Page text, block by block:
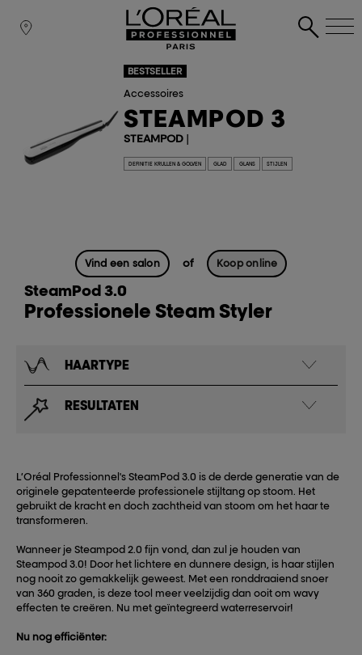
BESTSELLER
Accessoires
STEAMPOD 3
STEAMPOD|
DEFINITIE KRULLEN & GOLVEN GLAD GLANS STIJLEN
Vind een salon of Koop online
SteamPod 3.0
Professionele Steam Styler
HAARTYPE
RESULTATEN
L’Oréal Professionnel's SteamPod 3.0 is de derde generatie van de
originele gepatenteerde professionele stijltang op stoom. Het
gebruikt de kracht en doch zachtheid van stoom om het haar te
transformeren.
Wanneer je Steampod 2.0 fijn vond, dan zul je houden van
Steampod 3.0! Door het lichtere en dunnere design, is haar stijlen
nog nooit zo gemakkelijk geweest. Met een ronddraaiend snoer
van 360 graden, is deze tool meer veelzijdig dan ooit om wavy
effecten te creëren. Nu met geïntegreerd waterreservoir!
Nu nog efficiënter: